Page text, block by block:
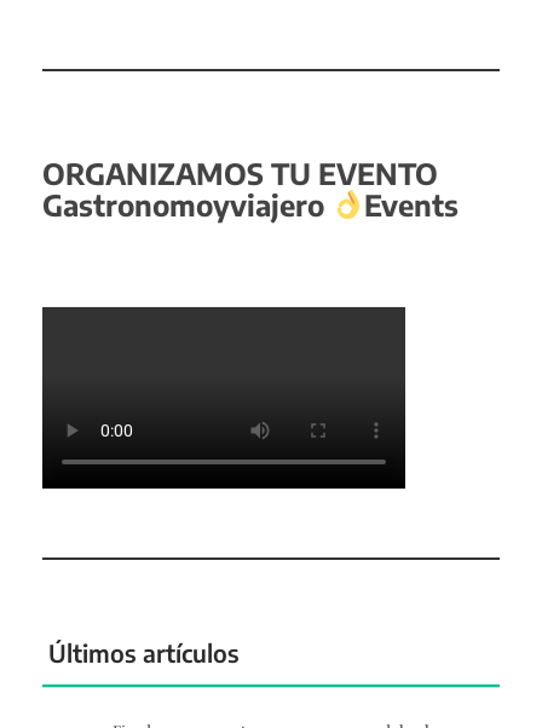
ORGANIZAMOS TU EVENTO
Gastronomoyviajero
Events
Últimos artículos